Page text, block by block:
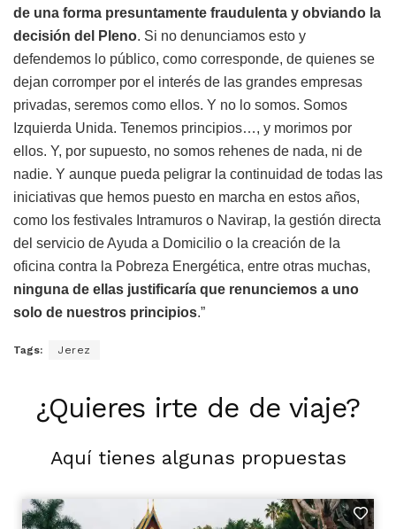
de una forma presuntamente fraudulenta y obviando la
decisión del Pleno. Si no denunciamos esto y
defendemos lo público, como corresponde, de quienes se
dejan corromper por el interés de las grandes empresas
privadas, seremos como ellos. Y no lo somos. Somos
Izquierda Unida. Tenemos principios…, y morimos por
ellos. Y, por supuesto, no somos rehenes de nada, ni de
nadie. Y aunque pueda peligrar la continuidad de todas las
iniciativas que hemos puesto en marcha en estos años,
como los festivales Intramuros o Navirap, la gestión directa
del servicio de Ayuda a Domicilio o la creación de la
oficina contra la Pobreza Energética, entre otras muchas,
ninguna de ellas justificaría que renunciemos a uno
solo de nuestros principios.”
Tags: Jerez
¿Quieres irte de de viaje?
Aquí tienes algunas propuestas